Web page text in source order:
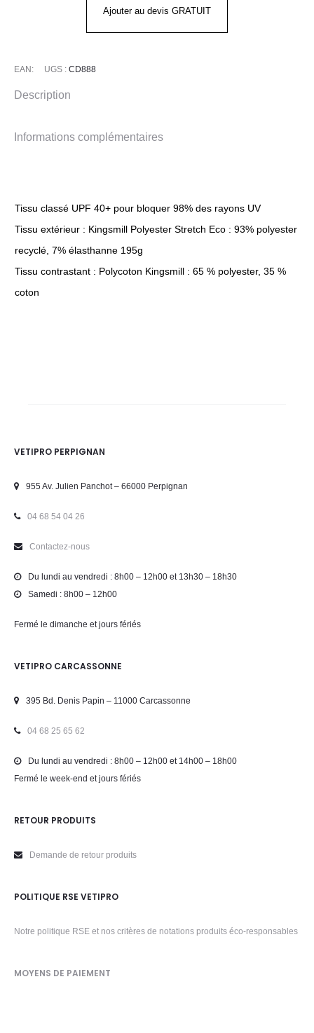
Ajouter au devis GRATUIT
EAN: UGS : CD888
Description
Informations complémentaires
Tissu classé UPF 40+ pour bloquer 98% des rayons UV
Tissu extérieur : Kingsmill Polyester Stretch Eco : 93% polyester
recyclé, 7% élasthanne 195g
Tissu contrastant : Polycoton Kingsmill : 65 % polyester, 35 %
coton
VETIPRO PERPIGNAN
955 Av. Julien Panchot – 66000 Perpignan
04 68 54 04 26
Contactez-nous
Du lundi au vendredi : 8h00 – 12h00 et 13h30 – 18h30
Samedi : 8h00 – 12h00
Fermé le dimanche et jours fériés
VETIPRO CARCASSONNE
395 Bd. Denis Papin – 11000 Carcassonne
04 68 25 65 62
Du lundi au vendredi : 8h00 – 12h00 et 14h00 – 18h00
Fermé le week-end et jours fériés
RETOUR PRODUITS
Demande de retour produits
POLITIQUE RSE VETIPRO
Notre politique RSE et nos critères de notations produits éco-responsables
MOYENS DE PAIEMENT